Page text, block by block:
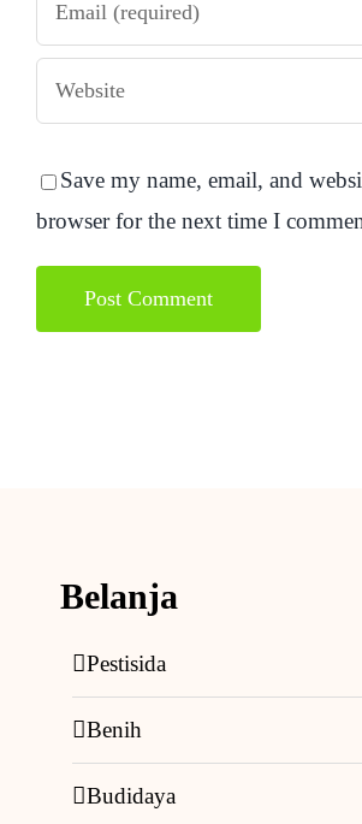
Save my name, email, and
browser for the next time I
Belanja
Pestisida
Benih
Budidaya